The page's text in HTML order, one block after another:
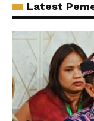
Latest